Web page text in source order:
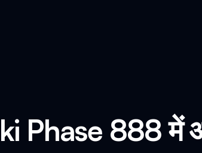
Phase 888 में